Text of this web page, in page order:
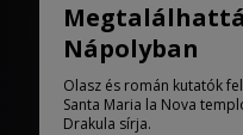
Nápolyban
Olasz és román kutatók
Santa Maria la Nova
Drakula sírja.